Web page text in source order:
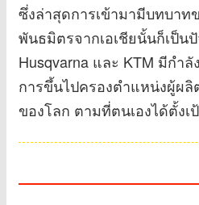
ซึ่งล่าสุดการเข้ามามีบทบาท
พันธมิตรจากเอเชียนั้นก็เป็น
Husqvarna และ KTM มีกำ
การขึ้นไปครองตำแหน่งผู้ผ
ของโลก ตามที่ตนเองได้ตั้งเ